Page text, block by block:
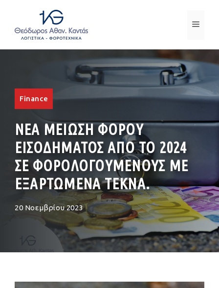
περιεχόμενο
Finance
ΝΕΑ ΜΕΙΩΣΗ ΦΟΡΟΥ
ΕΙΣΟΔΗΜΑΤΟΣ ΑΠΟ ΤΟ 2024
ΣΕ ΦΟΡΟΛΟΓΟΥΜΕΝΟΥΣ ΜΕ
ΕΞΑΡΤΩΜΕΝΑ ΤΕΚΝΑ.
20 Νοεμβρίου 2023